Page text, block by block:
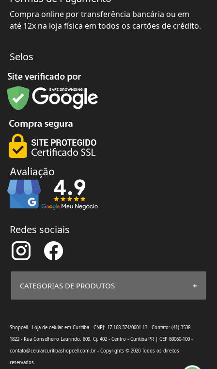
Compra online por transferência bancária ou em
até 12x na loja física em todos os cartões de crédito.
Selos
Redes sociais
CATEGORIAS DE PRODUTOS
Realme
Celular Xiaomi
em Curitiba
Motorola
Curitiba
MI Band
Acessórios
Xiaomi Redmi
Note 8
Xiaomi Redmi
Shopcell - Loja de celular em Curitiba - CNPJ: 17.168.374/0001-13 - Contato: (41) 3538-
1822 - Rua Conselheiro Laurindo, 809. Cj. 402 - Centro - Curitiba PR | CEP 80060-100 -
contato@celularcuritibashopcell.com.br - Copyrights © 2020 Todos os direitos
reservados.